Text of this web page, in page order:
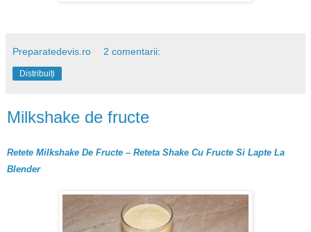
Preparatedevis.ro 2 comentarii:
Distribuiți
Milkshake de fructe
Retete Milkshake De Fructe – Reteta Shake Cu Fructe Si Lapte La
Blender